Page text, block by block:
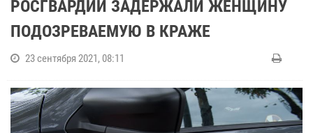
РОСГВАРДИИ ЗАДЕРЖАЛИ ЖЕНЩИНУ
ПОДОЗРЕВАЕМУЮ В КРАЖЕ
23 сентября 2021, 08:11